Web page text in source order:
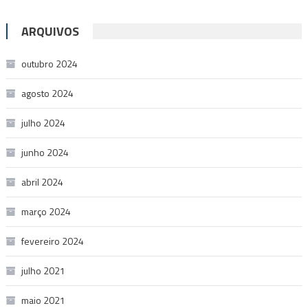
ARQUIVOS
outubro 2024
agosto 2024
julho 2024
junho 2024
abril 2024
março 2024
fevereiro 2024
julho 2021
maio 2021